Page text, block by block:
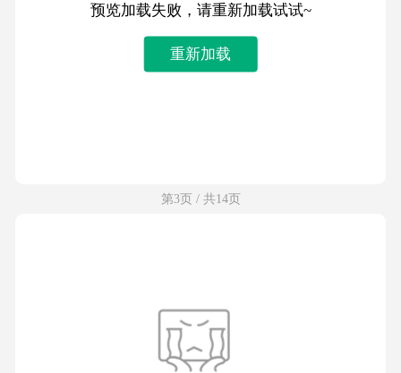
预览加载失败，请重新加载试试~
重新加载
第3页 / 共14页